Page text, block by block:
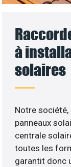
à
solaires
Notre société,
panneaux
centrale
toutes les
garantit donc